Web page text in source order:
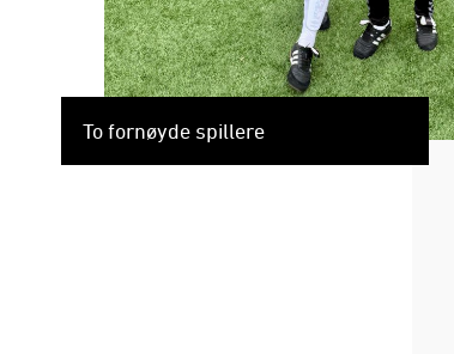
To fornøyde spillere